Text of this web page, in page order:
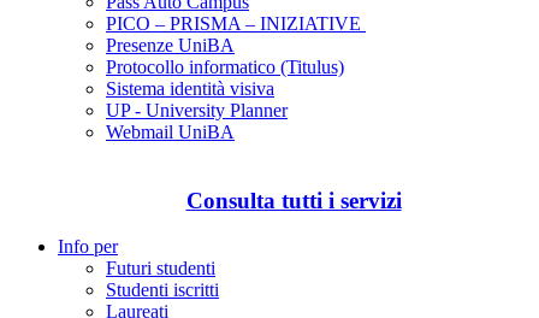
PICO – PRISMA – INIZIATIVE
Presenze UniBA
Protocollo informatico (Titulus)
Sistema identità visiva
UP - University Planner
Webmail UniBA
Consulta tutti i servizi
Info per
Futuri studenti
Studenti iscritti
Laureati